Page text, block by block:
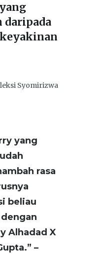
Syomirizwa
yang
rasa
beliau
Alhadad X
–